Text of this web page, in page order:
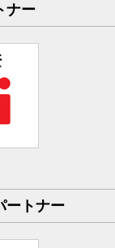
ナー
ートナー